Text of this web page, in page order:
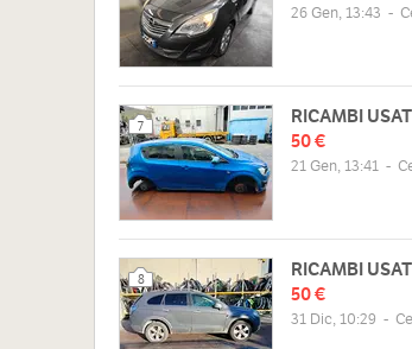
26 Gen, 13:43 -
7
RICAMBI
50 €
21 Gen, 13:41 -
8
RICAMBI
50 €
31 Dic, 10:29 -